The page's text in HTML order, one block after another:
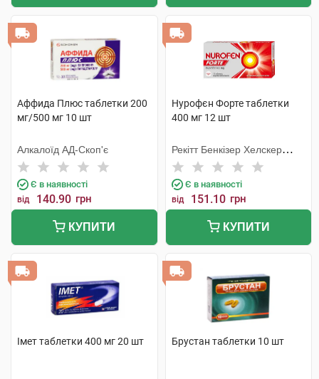
Аффида Плюс таблетки 200
мг/500 мг 10 шт
Алкалоїд АД-Скоп'є
Є в наявності
від 140.90 грн
КУПИТИ
Нурофєн Форте таблетки
400 мг 12 шт
Рекітт Бенкізер Хелскер
Інтернешнл
Є в наявності
від 151.10 грн
КУПИТИ
Імет таблетки 400 мг 20 шт Брустан таблетки 10 шт